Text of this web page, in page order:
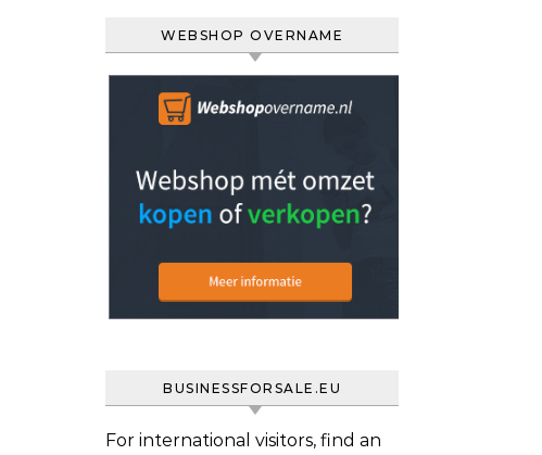
WEBSHOP OVERNAME
BUSINESSFORSALE.EU
For international visitors, find an